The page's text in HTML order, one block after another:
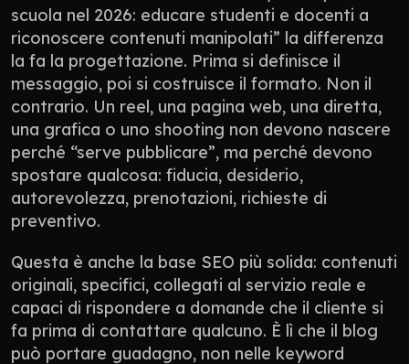
scuola nel 2026: educare studenti e docenti a
riconoscere contenuti manipolati” la differenza
la fa la progettazione. Prima si definisce il
messaggio, poi si costruisce il formato. Non il
contrario. Un reel, una pagina web, una diretta,
una grafica o uno shooting non devono nascere
perché “serve pubblicare”, ma perché devono
spostare qualcosa: fiducia, desiderio,
autorevolezza, prenotazioni, richieste di
preventivo.
Questa è anche la base SEO più solida: contenuti
originali, specifici, collegati al servizio reale e
capaci di rispondere a domande che il cliente si
fa prima di contattare qualcuno. È lì che il blog
può portare guadagno, non nelle keyword